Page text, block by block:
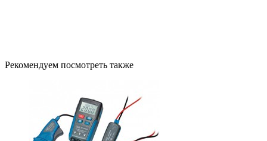
Рекомендуем посмотреть также